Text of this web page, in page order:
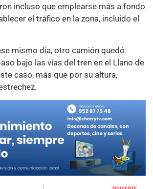
incluso que emplearse más a fondo
el tráfico en la zona, incluido el
mismo día, otro camión quedó
bajo las vías del tren en el Llano de
caso, más que por su altura,